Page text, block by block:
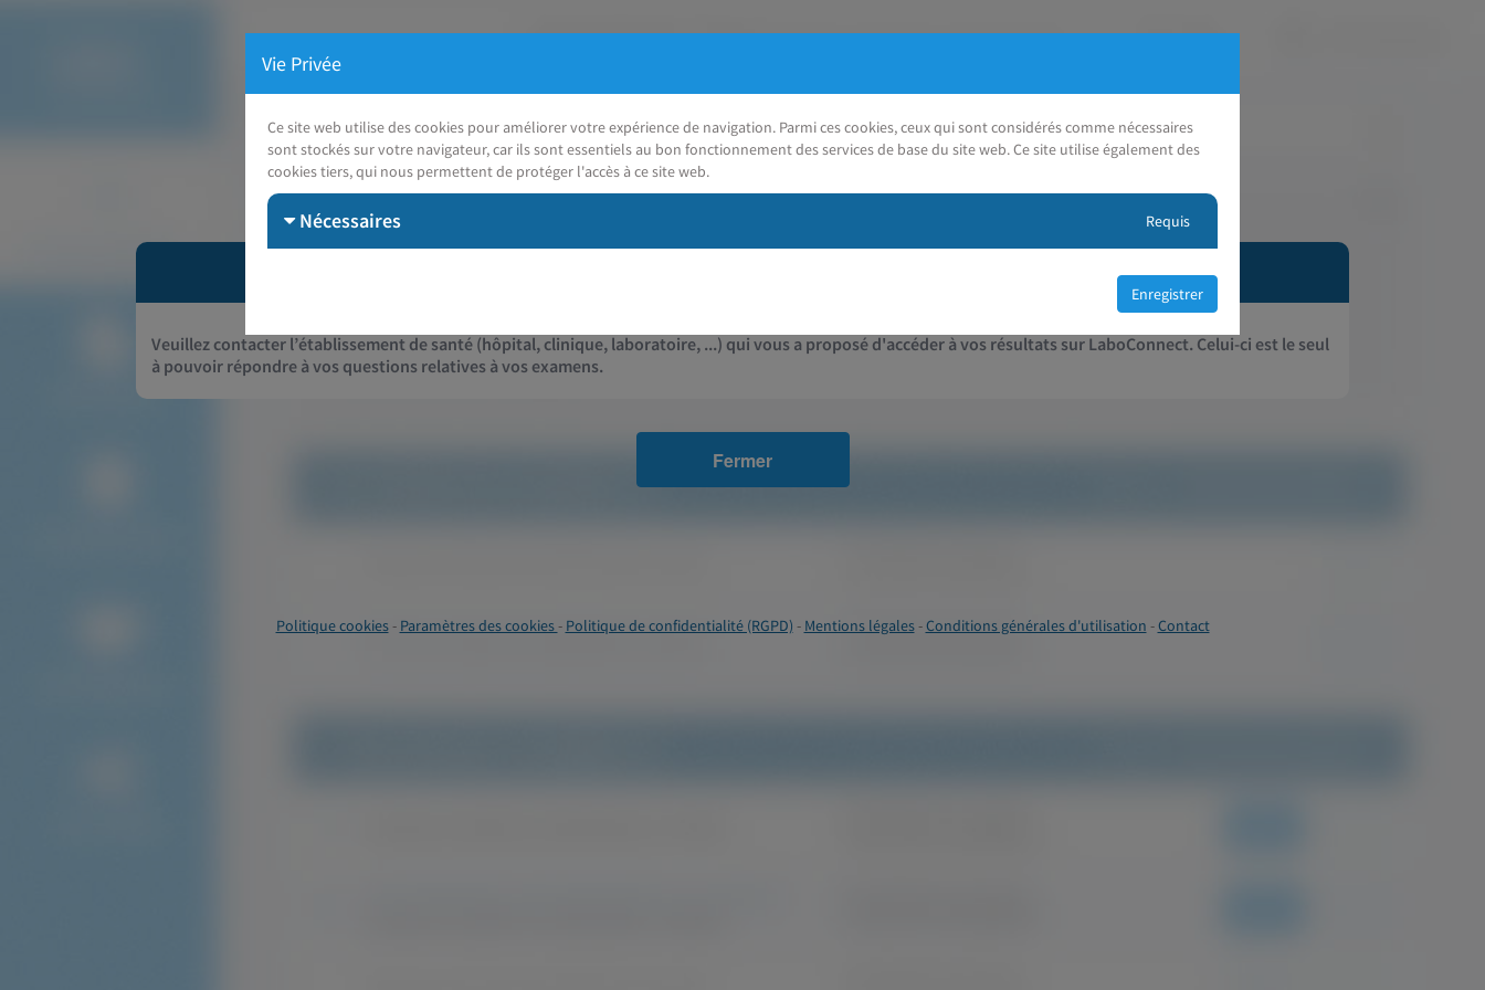
Veuillez contacter l’établissement de santé (hôpital, clinique, laboratoire, ...) qui vous a proposé d'accéder à vos résultats sur LaboConnect. Celui-ci est le seul
à pouvoir répondre à vos questions relatives à vos examens.
Fermer
Politique cookies- Paramètres des cookies- Politique de confidentialité (RGPD) - Mentions légales-Conditions générales d'utilisation -Contact
Vie Privée
Ce site web utilise des cookies pour améliorer votre expérience de navigation. Parmi ces cookies, ceux qui sont considérés comme nécessaires
sont stockés sur votre navigateur, car ils sont essentiels au bon fonctionnement des services de base du site web. Ce site utilise également des
cookies tiers, qui nous permettent de protéger l'accès à ce site web.
Nécessaires Requis